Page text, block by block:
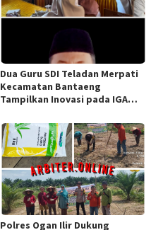
Dua Guru SDI Teladan Merpati
Kecamatan Bantaeng
Tampilkan Inovasi pada IGA
Sulawesi
Polres Ogan Ilir Dukung